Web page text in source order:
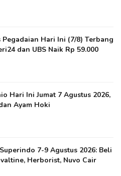
Pegadaian Hari Ini (7/8) Terbang
dan UBS Naik Rp 59.000
Hari Ini Jumat 7 Agustus 2026,
Ayam Hoki
7-9 Agustus 2026: Beli
Herborist, Nuvo Cair